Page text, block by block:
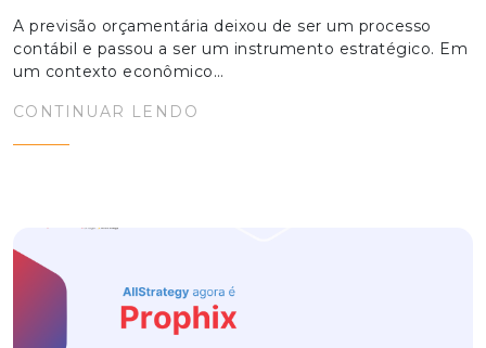
A previsão orçamentária deixou de ser um processo
contábil e passou a ser um instrumento estratégico. Em
um contexto econômico…
CONTINUAR LENDO